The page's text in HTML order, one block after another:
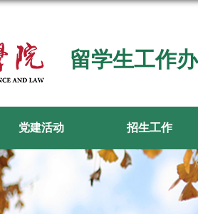
留学生工作
党建活动 招生工作